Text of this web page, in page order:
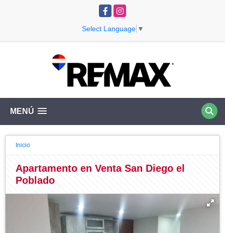
FacebookInstagram
Select Language ▼
MENÚ
Inicio
Apartamento en Venta San Diego el
Poblado